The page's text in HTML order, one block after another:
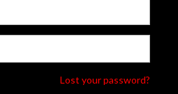
Lost your password?